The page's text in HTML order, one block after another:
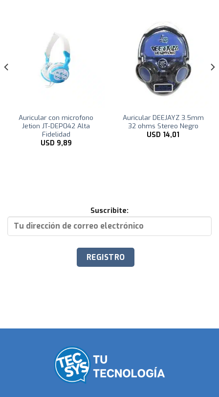
Auricular con microfono
Jetion JT-DEP042 Alta
Fidelidad
USD 9,89
Auricular DEEJAYZ 3.5mm
32 ohms Stereo Negro
USD 14,01
Suscribite: